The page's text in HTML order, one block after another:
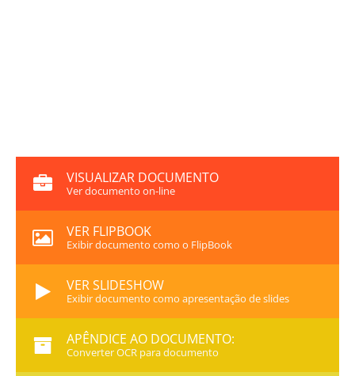
VISUALIZAR DOCUMENTO
Ver documento on-line
VER FLIPBOOK
Exibir documento como o FlipBook
VER SLIDESHOW
Exibir documento como apresentação de slides
APÊNDICE AO DOCUMENTO:
Converter OCR para documento